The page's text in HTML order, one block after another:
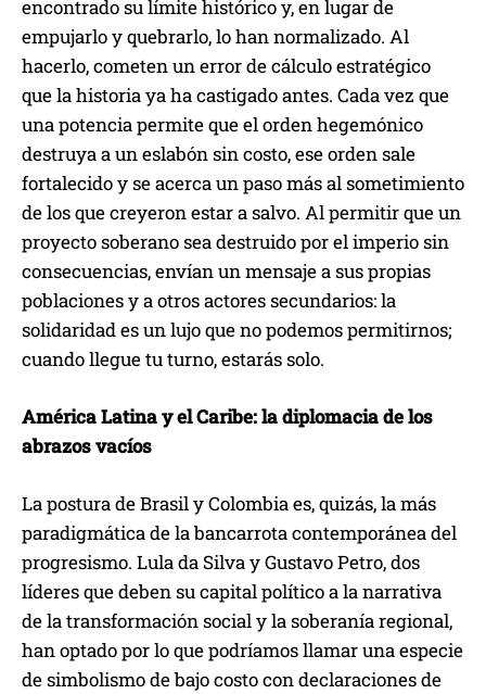
encontrado su límite histórico y, en lugar de
empujarlo y quebrarlo, lo han normalizado. Al
hacerlo, cometen un error de cálculo estratégico
que la historia ya ha castigado antes. Cada vez que
una potencia permite que el orden hegemónico
destruya a un eslabón sin costo, ese orden sale
fortalecido y se acerca un paso más al sometimiento
de los que creyeron estar a salvo. Al permitir que un
proyecto soberano sea destruido por el imperio sin
consecuencias, envían un mensaje a sus propias
poblaciones y a otros actores secundarios: la
solidaridad es un lujo que no podemos permitirnos;
cuando llegue tu turno, estarás solo.
América Latina y el Caribe: la diplomacia de los
abrazos vacíos
La postura de Brasil y Colombia es, quizás, la más
paradigmática de la bancarrota contemporánea del
progresismo. Lula da Silva y Gustavo Petro, dos
líderes que deben su capital político a la narrativa
de la transformación social y la soberanía regional,
han optado por lo que podríamos llamar una especie
de simbolismo de bajo costo con declaraciones de